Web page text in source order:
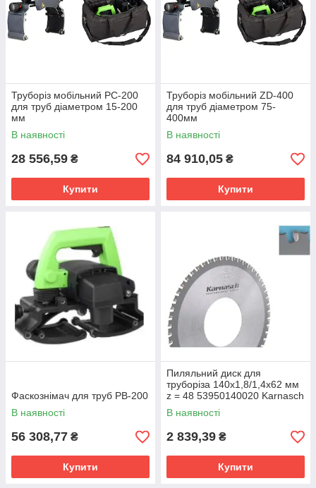
Проста і надійна конструкція забезпечує виконання великого
обсягу робіт з мінімальними економічними витратами.
Труборіз мобільний PC-200
для труб діаметром 15-200
мм
В наявності
28 556,59 ₴
Купити
Труборіз мобільний ZD-400
для труб діаметром 75-
400мм
В наявності
84 910,05 ₴
Купити
Фаскознімач для труб PB-200
В наявності
56 308,77 ₴
Купити
Пиляльний диск для
труборіза 140х1,8/1,4х62 мм
z = 48 53950140020 Karnasch
В наявності
2 839,39 ₴
Купити